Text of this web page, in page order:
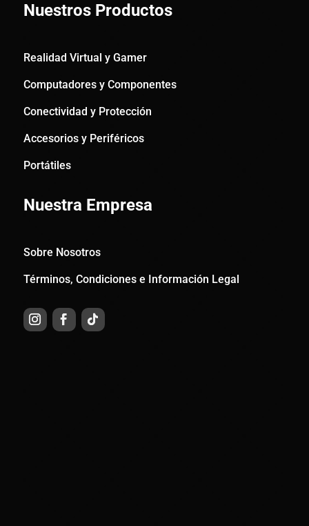
Nuestros Productos
Realidad Virtual y Gamer
Computadores y Componentes
Conectividad y Protección
Accesorios y Periféricos
Portátiles
Nuestra Empresa
Sobre Nosotros
Términos, Condiciones e Información Legal